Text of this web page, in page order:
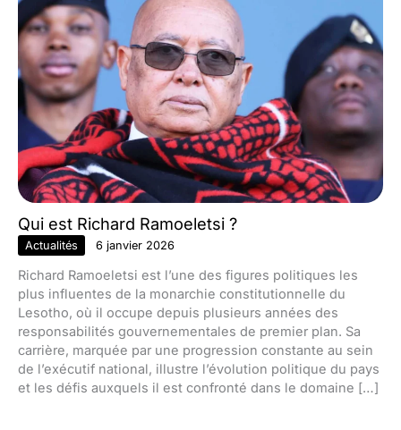
Qui est Richard Ramoeletsi ?
Actualités 6 janvier 2026
Richard Ramoeletsi est l’une des figures politiques les
plus influentes de la monarchie constitutionnelle du
Lesotho, où il occupe depuis plusieurs années des
responsabilités gouvernementales de premier plan. Sa
carrière, marquée par une progression constante au sein
de l’exécutif national, illustre l’évolution politique du pays
et les défis auxquels il est confronté dans le domaine […]